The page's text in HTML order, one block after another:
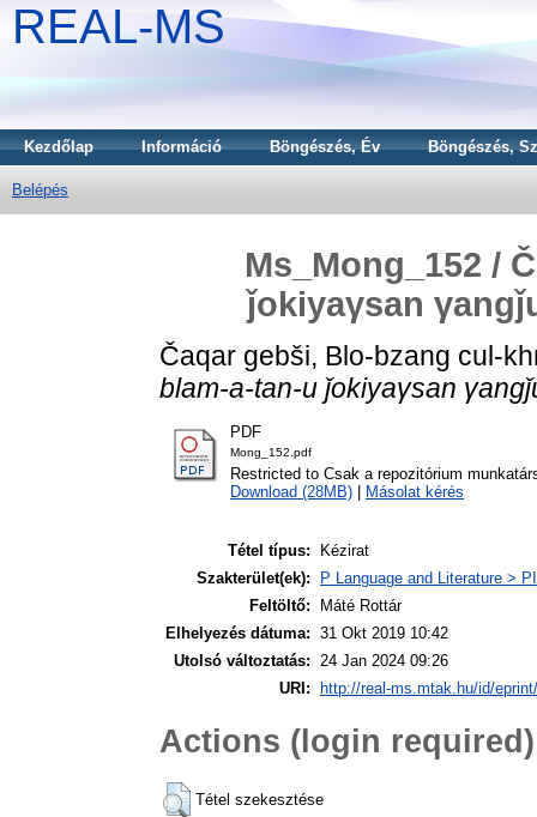
REAL-MS
Kezdőlap Információ Böngészés, Év Böngészés,
Belépés
Ms_Mong_152 /
ǰokiyaγsan
Čaqar gebši, Blo-bzang cul-
blam-a-tan-u ǰokiyaγsan
PDF
Mong_152.pdf
Restricted to Csak a repozitórium
Download (28MB)
Másolat kérés
Tétel típus:
Kézirat
Szakterület(ek):
P Language and Literature >
Feltöltő:
Máté Rottár
Elhelyezés dátuma: 31 Okt 2019 10:42
Utolsó változtatás: 24 Jan 2024 09:26
URI:
http://real-ms.mtak.hu/id/
Actions (login required)
Tétel szekesztése